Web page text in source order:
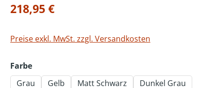
Regulärer Preis:
218,95 €
Preise exkl. MwSt. zzgl. Versandkosten
Farbeauswählen
Grau
Gelb Matt Schwarz
Dunkel Grau